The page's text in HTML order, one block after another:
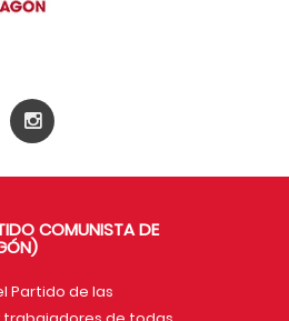
COMUNISTA DE
Partido de las